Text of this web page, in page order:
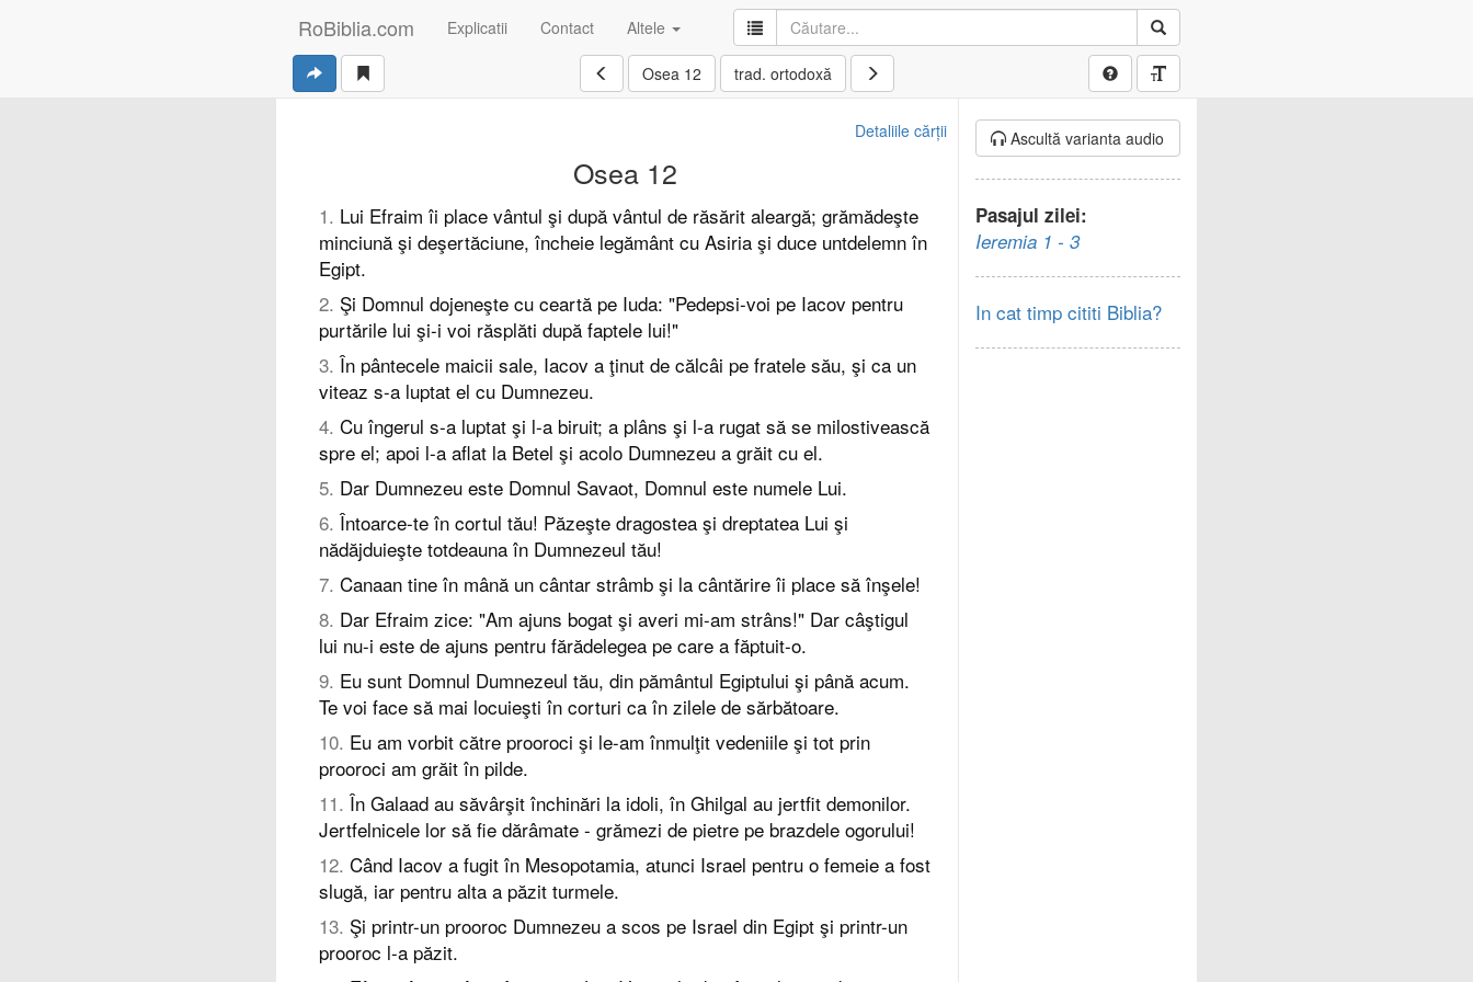
RoBiblia.com Explicatii Contact Altele
Osea 12 trad. ortodoxă
Detaliile cărții
Osea 12
1. Lui Efraim îi place vântul şi după vântul de răsărit aleargă; grămădeşte
minciună şi deşertăciune, încheie legământ cu Asiria şi duce untdelemn în
Egipt.
2. Şi Domnul dojeneşte cu ceartă pe Iuda: "Pedepsi-voi pe Iacov pentru
purtările lui şi-i voi răsplăti după faptele lui!"
3. În pântecele maicii sale, Iacov a ţinut de călcâi pe fratele său, şi ca un
viteaz s-a luptat el cu Dumnezeu.
4. Cu îngerul s-a luptat şi l-a biruit; a plâns şi l-a rugat să se milostivească
spre el; apoi l-a aflat la Betel şi acolo Dumnezeu a grăit cu el.
5. Dar Dumnezeu este Domnul Savaot, Domnul este numele Lui.
6. Întoarce-te în cortul tău! Păzeşte dragostea şi dreptatea Lui şi
nădăjduieşte totdeauna în Dumnezeul tău!
7. Canaan tine în mână un cântar strâmb şi la cântărire îi place să înşele!
8. Dar Efraim zice: "Am ajuns bogat şi averi mi-am strâns!" Dar câştigul
lui nu-i este de ajuns pentru fărădelegea pe care a făptuit-o.
9. Eu sunt Domnul Dumnezeul tău, din pământul Egiptului şi până acum.
Te voi face să mai locuieşti în corturi ca în zilele de sărbătoare.
10. Eu am vorbit către prooroci şi le-am înmulţit vedeniile şi tot prin
prooroci am grăit în pilde.
11. În Galaad au săvârşit închinări la idoli, în Ghilgal au jertfit demonilor.
Jertfelnicele lor să fie dărâmate - grămezi de pietre pe brazdele ogorului!
12. Când Iacov a fugit în Mesopotamia, atunci Israel pentru o femeie a fost
slugă, iar pentru alta a păzit turmele.
13. Şi printr-un prooroc Dumnezeu a scos pe Israel din Egipt şi printr-un
prooroc l-a păzit.
Ascultă varianta audio
Pasajul zilei:
Ieremia 1 - 3
In cat timp cititi Biblia?